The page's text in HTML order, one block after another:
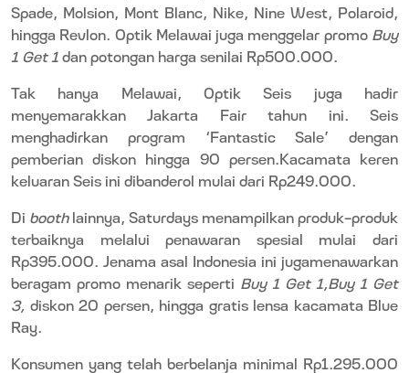
Spade, Molsion, Mont Blanc, Nike, Nine West, Polaroid,
hingga Revlon. Optik Melawai juga menggelar promo Buy
1 Get 1dan potongan harga senilai Rp500.000.
Tak hanya Melawai, Optik Seis juga hadir
menyemarakkan Jakarta Fair tahun ini. Seis
menghadirkan program ‘Fantastic Sale’ dengan
pemberian diskon hingga 90 persen.Kacamata keren
keluaran Seis ini dibanderol mulai dari Rp249.000.
Di boothlainnya, Saturdays menampilkan produk-produk
terbaiknya melalui penawaran spesial mulai dari
Rp395.000. Jenama asal Indonesia ini jugamenawarkan
beragam promo menarik seperti Buy 1 Get 1,Buy 1 Get
3, diskon 20 persen, hingga gratis lensa kacamata Blue
Ray.
Konsumen yang telah berbelanja minimal Rp1.295.000